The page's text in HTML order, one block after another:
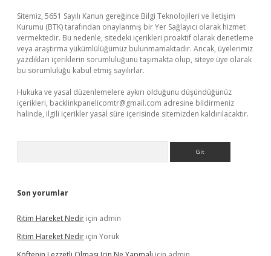
Sitemiz, 5651 Sayılı Kanun gereğince Bilgi Teknolojileri ve İletişim
Kurumu (BTK) tarafından onaylanmış bir Yer Sağlayıcı olarak hizmet
vermektedir. Bu nedenle, sitedeki içerikleri proaktif olarak denetleme
veya araştırma yükümlülüğümüz bulunmamaktadır. Ancak, üyelerimiz
yazdıkları içeriklerin sorumluluğunu taşımakta olup, siteye üye olarak
bu sorumluluğu kabul etmiş sayılırlar.
Hukuka ve yasal düzenlemelere aykırı olduğunu düşündüğünüz
içerikleri, backlinkpanelicomtr@gmail.com adresine bildirmeniz
halinde, ilgili içerikler yasal süre içerisinde sitemizden kaldırılacaktır.
Son yorumlar
Ritim Hareket Nedir için admin
Ritim Hareket Nedir için Yörük